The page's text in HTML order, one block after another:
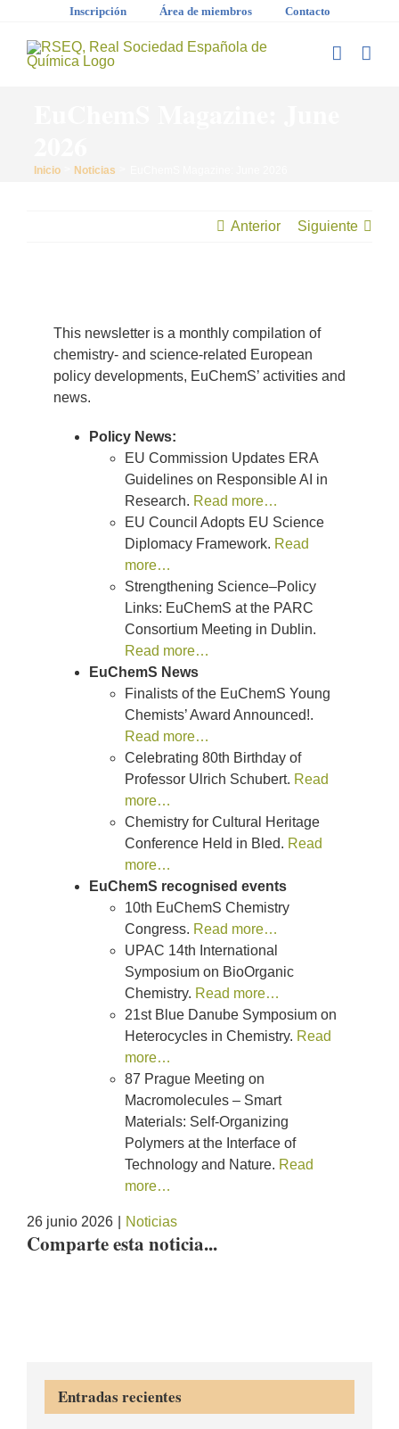
contenido
Inscripción Área de miembros Contacto
Inicio Noticias
Anterior Siguiente
imagen
más
grande
This newsletter is a monthly compilation of
chemistry- and science-related European
policy developments, EuChemS’ activities and
news.
Policy News:
EU Commission Updates ERA
Guidelines on Responsible AI in
Research. Read more…
EU Council Adopts EU Science
Diplomacy Framework. Read
more…
Strengthening Science–Policy
Links: EuChemS at the PARC
Consortium Meeting in Dublin.
Read more…
EuChemS News
Finalists of the EuChemS Young
Chemists’ Award Announced!.
Read more…
Celebrating 80th Birthday of
Professor Ulrich Schubert. Read
more…
Chemistry for Cultural Heritage
Conference Held in Bled. Read
more…
EuChemS recognised events
10th EuChemS Chemistry
Congress. Read more…
UPAC 14th International
Symposium on BioOrganic
Chemistry. Read more…
21st Blue Danube Symposium on
Heterocycles in Chemistry. Read
more…
87 Prague Meeting on
Macromolecules – Smart
Materials: Self-Organizing
Polymers at the Interface of
Technology and Nature. Read
more…
26 junio 2026 Noticias
Comparte esta noticia...
Entradas recientes